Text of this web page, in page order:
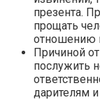
презента.
прощать
отношению
Причиной
послужить
дарителям